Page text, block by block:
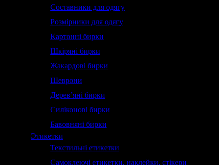
Составники для одягу
Розмірники для одягу
Картонні бирки
Шкіряні бирки
Жакардові бирки
Шеврони
Дерев’яні бирки
Силіконові бирки
Бавовняні бирки
Этикетки
Текстильні етикетки
Самоклеючі етикетки, наклейки, стікери